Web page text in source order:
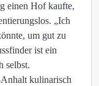
einen Hof kaufte,
„Ich
um gut zu
ist ein
selbst.
kulinarisch